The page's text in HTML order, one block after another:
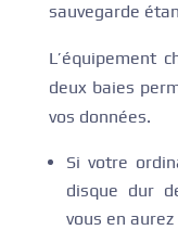
sauvegarde
L’équipement
deux baies
vos données.
Si votre
disque dur
vous en